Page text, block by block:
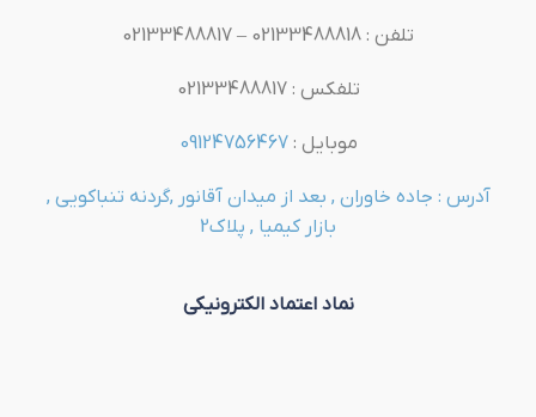
تلفن : 02133488818 – 02133488817
تلفکس : 02133488817
موبایل :09124756467
آدرس : جاده خاوران , بعد از میدان آقانور ,گردنه تنباکویی ,
بازار کیمیا , پلاک2
نماد اعتماد الکترونیکی